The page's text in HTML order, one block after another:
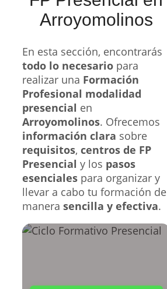
Arroyomolinos
En esta sección, encontrarás
todo lo necesario para
realizar una Formación
Profesional modalidad
presencial en
Arroyomolinos. Ofrecemos
información clara sobre
requisitos, centros de FP
Presencial y los pasos
esenciales para organizar y
llevar a cabo tu formación de
manera sencilla y efectiva.